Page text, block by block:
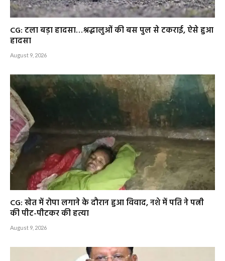
CG: टला बड़ा हादसा…श्रद्धालुओं की बस पुल से टकराई, ऐसे हुआ
हादसा
August 9, 2026
CG: खेत में रोपा लगाने के दौरान हुआ विवाद, नशे में पति ने पत्नी
की पीट-पीटकर की हत्या
August 9, 2026